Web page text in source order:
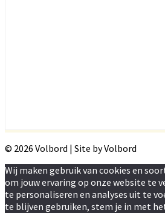
© 2026 Volbord | Site by Volbord
Wij maken gebruik van cookies en
om jouw ervaring op onze website te
te personaliseren en analyses uit te
te blijven gebruiken, stem je in met